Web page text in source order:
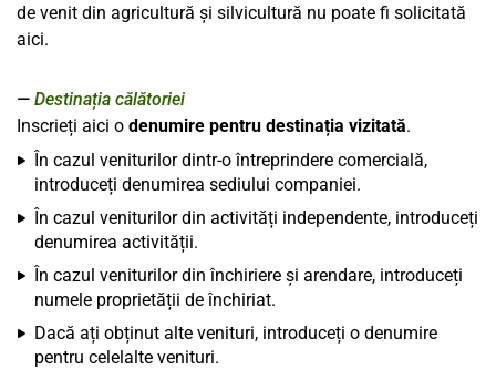
de venit din agricultură și silvicultură nu poate fi solicitată
aici.
Destinația călătoriei
Inscrieți aici o denumire pentru destinația vizitată.
În cazul veniturilor dintr-o întreprindere comercială,
introduceți denumirea sediului companiei.
În cazul veniturilor din activități independente, introduceți
denumirea activității.
În cazul veniturilor din închiriere și arendare, introduceți
numele proprietății de închiriat.
Dacă ați obținut alte venituri, introduceți o denumire
pentru celelalte venituri.